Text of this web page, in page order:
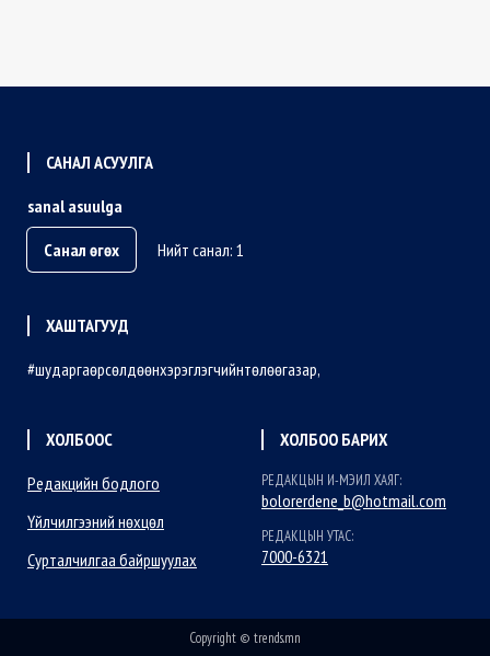
САНАЛ АСУУЛГА
sanal asuulga
Санал өгөх
Нийт санал: 1
ХАШТАГУУД
шударгаөрсөлдөөнхэрэглэгчийнтөлөөгазар
ХОЛБООС
Редакцийн бодлого
Үйлчилгээний нөхцөл
Сурталчилгаа байршуулах
ХОЛБОО БАРИХ
РЕДАКЦЫН И-МЭИЛ ХАЯГ:
bolorerdene_b@hotmail.com
РЕДАКЦЫН УТАС:
7000-6321
Copyright © trends.mn